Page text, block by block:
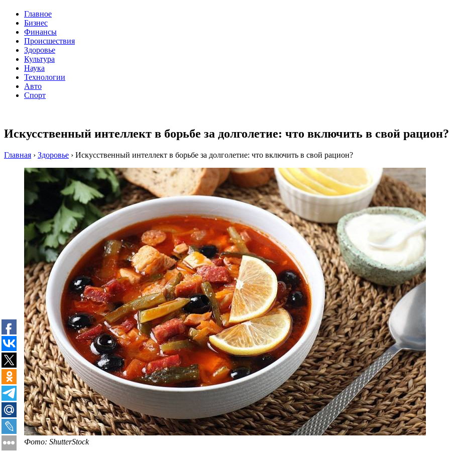
Главное
Бизнес
Финансы
Происшествия
Здоровье
Культура
Наука
Технологии
Авто
Спорт
Искусственный интеллект в борьбе за долголетие: что включить в свой рацион?
Главная › Здоровье › Искусственный интеллект в борьбе за долголетие: что включить в свой рацион?
Фото: ShutterStock